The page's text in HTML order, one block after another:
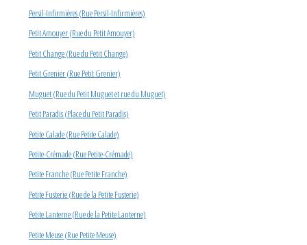
Persil-Infirmières (Rue Persil-Infirmières)
Petit Amouyer (Rue du Petit Amouyer)
Petit Change (Rue du Petit Change)
Petit Grenier (Rue Petit Grenier)
Muguet (Rue du Petit Muguet et rue du Muguet)
Petit Paradis (Place du Petit Paradis)
Petite Calade (Rue Petite Calade)
Petite-Crémade (Rue Petite-Crémade)
Petite Franche (Rue Petite Franche)
Petite Fusterie (Rue de la Petite Fusterie)
Petite Lanterne (Rue de la Petite Lanterne)
Petite Meuse (Rue Petite Meuse)